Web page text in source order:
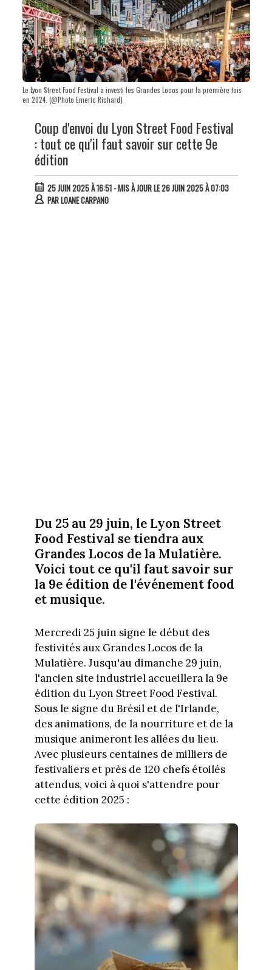
Le Lyon Street Food Festival a investi les Grandes Locos pour la première fois
en 2024. (@Photo Emeric Richard)
Coup d'envoi du Lyon Street Food Festival
: tout ce qu'il faut savoir sur cette 9e
édition
25 JUIN 2025 À 16:51- MIS À JOUR LE 26 JUIN 2025 À 07:03
PARLOANE CARPANO
Du 25 au 29 juin, le Lyon Street
Food Festival se tiendra aux
Grandes Locos de la Mulatière.
Voici tout ce qu'il faut savoir sur
la 9e édition de l'événement food
et musique.
Mercredi 25 juin signe le début des
festivités aux Grandes Locos de la
Mulatière. Jusqu'au dimanche 29 juin,
l'ancien site industriel accueillera la 9e
édition du Lyon Street Food Festival.
Sous le signe du Brésil et de l'Irlande,
des animations, de la nourriture et de la
musique animeront les allées du lieu.
Avec plusieurs centaines de milliers de
festivaliers et près de 120 chefs étoilés
attendus, voici à quoi s'attendre pour
cette édition 2025 :